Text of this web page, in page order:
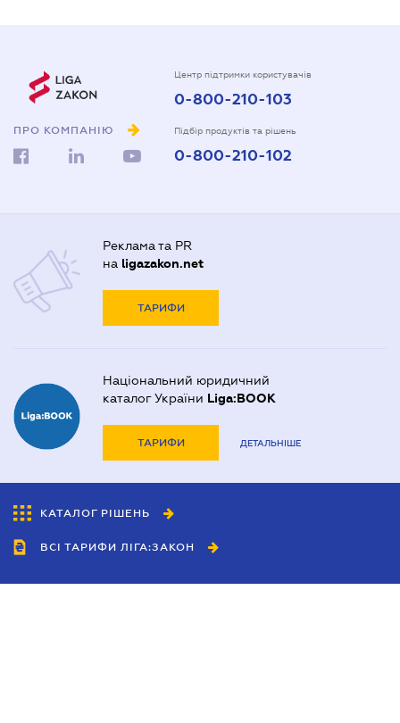
ПРО КОМПАНІЮ
Центр підтримки користувачів
0-800-210-103
Підбір продуктів та рішень
0-800-210-102
Реклама та PR
на ligazakon.net
ТАРИФИ
Національний юридичний
каталог України Liga:BOOK
ТАРИФИ ДЕТАЛЬНІШЕ
КАТАЛОГ РІШЕНЬ
ВСІ ТАРИФИ ЛІГА:ЗАКОН